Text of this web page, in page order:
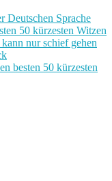
Deutschen Sprache
50 kürzesten Witzen
nur schief gehen
besten 50 kürzesten